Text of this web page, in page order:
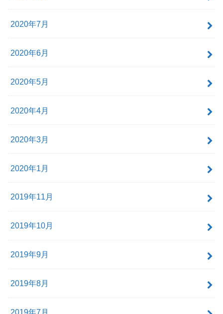
2020年7月
2020年6月
2020年5月
2020年4月
2020年3月
2020年1月
2019年11月
2019年10月
2019年9月
2019年8月
2019年7月